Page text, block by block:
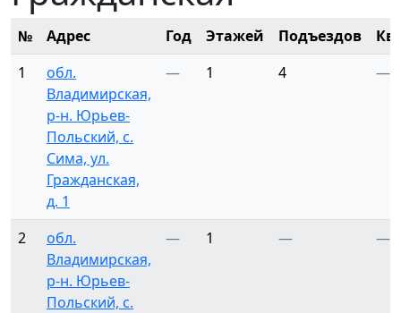
№ Адрес Год Этажей Подъездов
1
обл.
Владимирская,
р-н. Юрьев-
Польский, с.
Сима, ул.
Гражданская,
д. 1
— 1 4 —
2
обл.
Владимирская,
р-н. Юрьев-
Польский, с.
— 1 — —